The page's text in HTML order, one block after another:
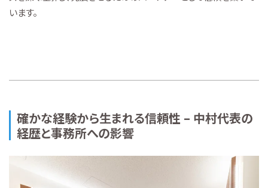
います。
確かな経験から生まれる信頼性 – 中村代表の
経歴と事務所への影響